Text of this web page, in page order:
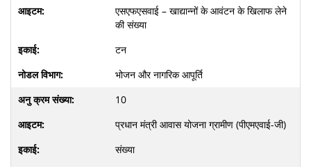
एसएफएसवाई – खाद्यान्नों के आवंटन के खिलाफ लेने
की संख्या
टन
भोजन और नागरिक आपूर्ति
10
प्रधान मंत्री आवास योजना ग्रामीण (पीएमएवाई-जी)
संख्या